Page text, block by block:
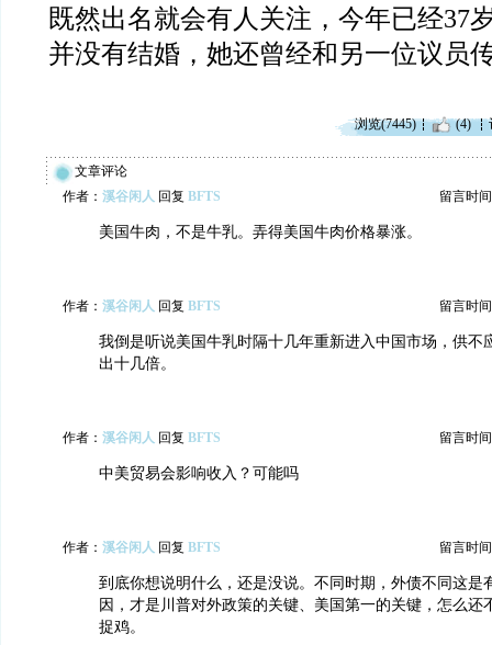
既然出名就会有人关注，今年已经37
并没有结婚，她还曾经和另一位议员
浏览(7445) (4)
文章评论
作者： 溪谷闲人 回复 BFTS 留言时
美国牛肉，不是牛乳。弄得美国牛肉价格暴涨。
作者： 溪谷闲人 回复 BFTS 留言时
我倒是听说美国牛乳时隔十几年重新进入中国市场，供不
出十几倍。
作者： 溪谷闲人 回复 BFTS 留言时
中美贸易会影响收入？可能吗
作者： 溪谷闲人 回复 BFTS 留言时
到底你想说明什么，还是没说。不同时期，外债不同这是
因，才是川普对外政策的关键、美国第一的关键，怎么还
捉鸡。